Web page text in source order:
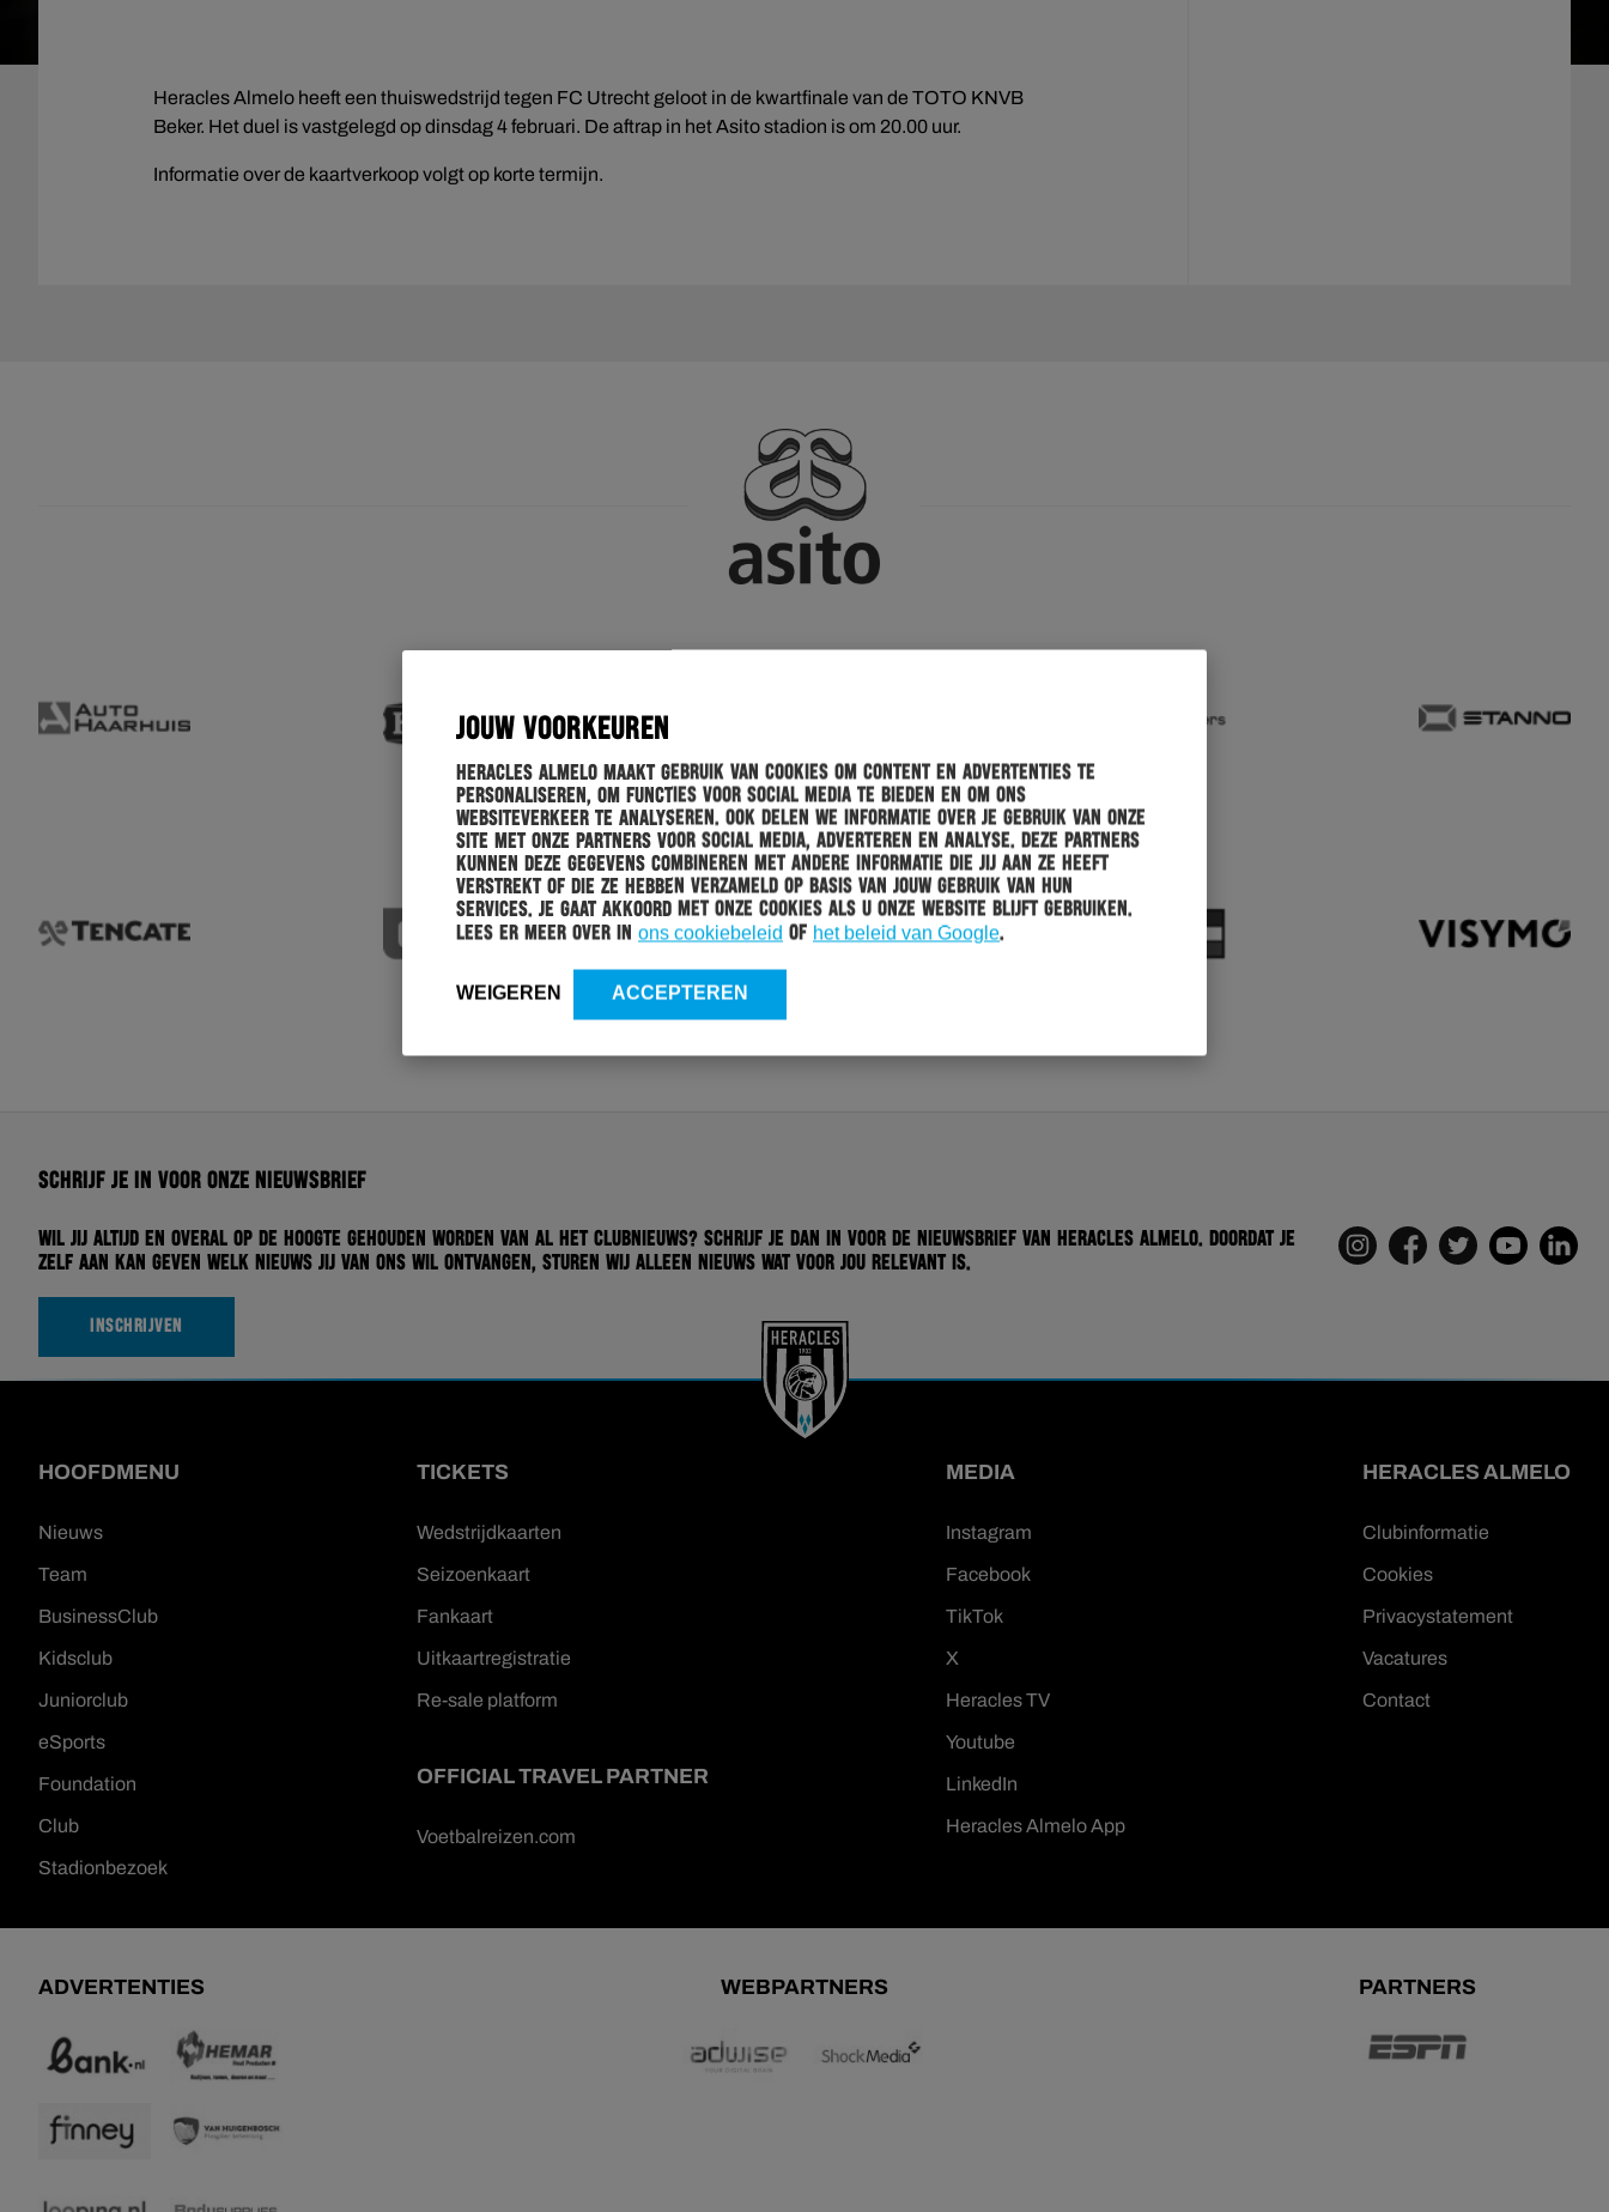
JOUW VOORKEUREN
Heracles Almelo maakt gebruik van cookies om content en advertenties te
personaliseren, om functies voor social media te bieden en om ons
websiteverkeer te analyseren. Ook delen we informatie over je gebruik van onze
site met onze partners voor social media, adverteren en analyse. Deze partners
kunnen deze gegevens combineren met andere informatie die jij aan ze heeft
verstrekt of die ze hebben verzameld op basis van jouw gebruik van hun
services. Je gaat akkoord met onze cookies als u onze website blijft gebruiken.
Lees er meer over in ons cookiebeleid of het beleid van Google.
WEIGEREN ACCEPTEREN
Heracles Almelo heeft een thuiswedstrijd tegen FC Utrecht geloot in de kwartfinale van de TOTO KNVB
Beker. Het duel is vastgelegd op dinsdag 4 februari. De aftrap in het Asito stadion is om 20.00 uur.
Informatie over de kaartverkoop volgt op korte termijn.
Schrijf je in voor onze nieuwsbrief
Wil jij altijd en overal op de hoogte gehouden worden van al het clubnieuws? Schrijf je dan in voor de nieuwsbrief van Heracles Almelo. Doordat je
zelf aan kan geven welk nieuws jij van ons wil ontvangen, sturen wij alleen nieuws wat voor jou relevant is.
INSCHRIJVEN
HOOFDMENU
Nieuws
Team
BusinessClub
Kidsclub
Juniorclub
eSports
Foundation
Club
Stadionbezoek
TICKETS
Wedstrijdkaarten
Seizoenkaart
Fankaart
Uitkaartregistratie
Re-sale platform
OFFICIAL TRAVEL PARTNER
Voetbalreizen.com
MEDIA
Instagram
Facebook
TikTok
X
Heracles TV
Youtube
LinkedIn
Heracles Almelo App
HERACLES ALMELO
Clubinformatie
Cookies
Privacystatement
Vacatures
Contact
ADVERTENTIES WEBPARTNERS PARTNERS